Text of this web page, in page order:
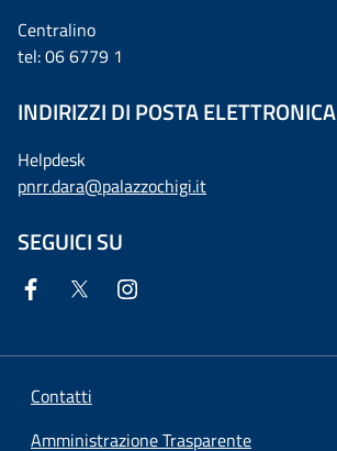
Centralino
tel: 06 6779 1
INDIRIZZI DI POSTA ELETTRONICA
Helpdesk
pnrr.dara@palazzochigi.it
SEGUICI SU
Contatti
Amministrazione Trasparente